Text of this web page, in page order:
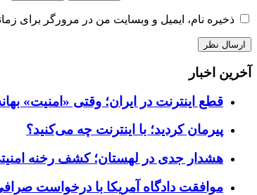
ذخیره نام، ایمیل و وبسایت من در مرورگر برای
آخرین اخبار
قطع اینترنت در ایران؛ وقتی «امنیت»
پیرمان کردید؛ با اینترنت چه می‌کنید؟
هشدار جدی در لهستان؛ کشف رخنه
موافقت دادگاه آمریکا با درخواست صرافی بای‌بیت برای